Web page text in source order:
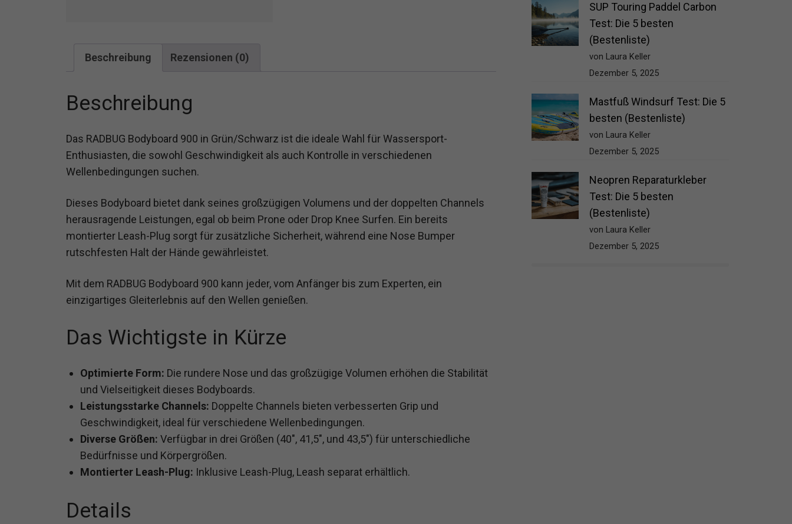
Beschreibung Rezensionen (0)
Beschreibung
Das RADBUG Bodyboard 900 in Grün/Schwarz ist die ideale Wahl für Wassersport-
Enthusiasten, die sowohl Geschwindigkeit als auch Kontrolle in verschiedenen
Wellenbedingungen suchen.
Dieses Bodyboard bietet dank seines großzügigen Volumens und der doppelten Channels
herausragende Leistungen, egal ob beim Prone oder Drop Knee Surfen. Ein bereits
montierter Leash-Plug sorgt für zusätzliche Sicherheit, während eine Nose Bumper
rutschfesten Halt der Hände gewährleistet.
Mit dem RADBUG Bodyboard 900 kann jeder, vom Anfänger bis zum Experten, ein
einzigartiges Gleiterlebnis auf den Wellen genießen.
Das Wichtigste in Kürze
Optimierte Form: Die rundere Nose und das großzügige Volumen erhöhen die Stabilität
und Vielseitigkeit dieses Bodyboards.
Leistungsstarke Channels: Doppelte Channels bieten verbesserten Grip und
Geschwindigkeit, ideal für verschiedene Wellenbedingungen.
Diverse Größen: Verfügbar in drei Größen (40″, 41,5″, und 43,5″) für unterschiedliche
Bedürfnisse und Körpergrößen.
Montierter Leash-Plug: Inklusive Leash-Plug, Leash separat erhältlich.
Details
SUP Touring Paddel Carbon
Test: Die 5 besten
(Bestenliste)
von Laura Keller
Dezember 5, 2025
Mastfuß Windsurf Test: Die 5
besten (Bestenliste)
von Laura Keller
Dezember 5, 2025
Neopren Reparaturkleber
Test: Die 5 besten
(Bestenliste)
von Laura Keller
Dezember 5, 2025